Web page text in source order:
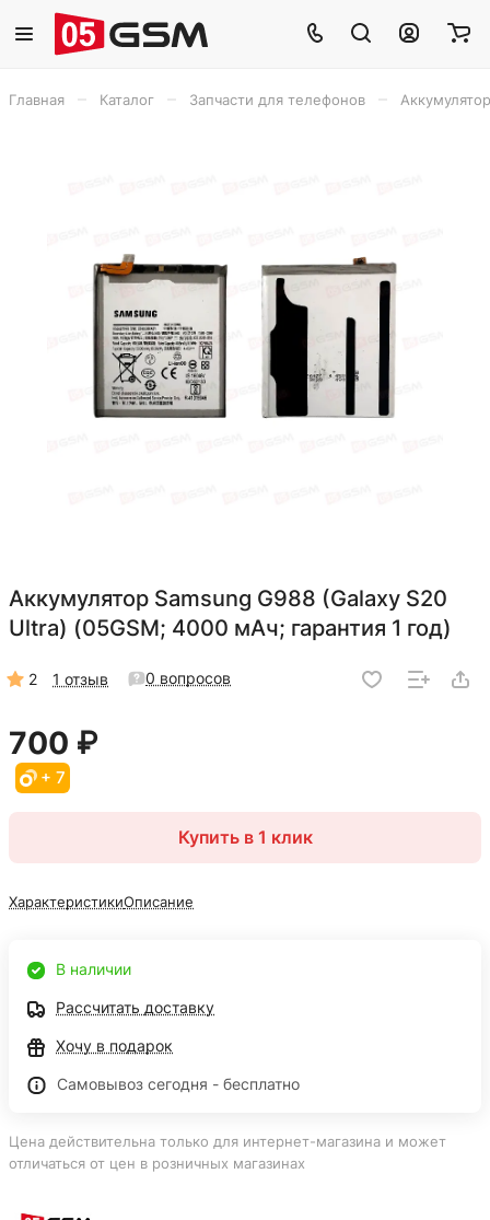
Главная Каталог Запчасти для телефонов
Аккумулятор Samsung G988 (Galaxy S20
Ultra) (05GSM; 4000 мАч; гарантия 1 год)
2 1 отзыв 0 вопросов
700 ₽
+ 7
Купить в 1 клик
ХарактеристикиОписание
В наличии
Рассчитать доставку
Хочу в подарок
Самовывоз сегодня - бесплатно
Цена действительна только для интернет-магазина и может
отличаться от цен в розничных магазинах